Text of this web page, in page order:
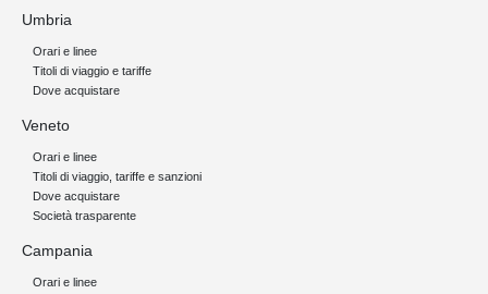
Umbria
Orari e linee
Titoli di viaggio e tariffe
Dove acquistare
Veneto
Orari e linee
Titoli di viaggio, tariffe e sanzioni
Dove acquistare
Società trasparente
Campania
Orari e linee